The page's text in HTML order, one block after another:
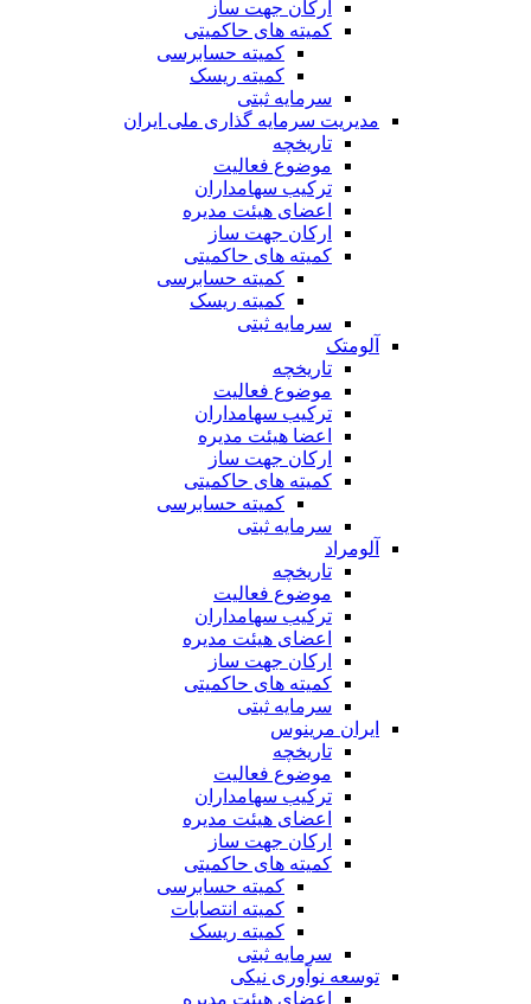
ارکان جهت ساز
کمیته های حاکمیتی
کمیته حسابرسی
کمیته ریسک
سرمایه ثبتی
مدیریت سرمایه گذاری ملی ایران
تاریخچه
موضوع فعالیت
ترکیب سهامداران
اعضای هیئت مدیره
ارکان جهت ساز
کمیته های حاکمیتی
کمیته حسابرسی
کمیته ریسک
سرمایه ثبتی
آلومتک
تاریخچه
موضوع فعالیت
ترکیب سهامداران
اعضا هیئت مدیره
ارکان جهت ساز
کمیته های حاکمیتی
کمیته حسابرسی
سرمایه ثبتی
آلومراد
تاریخچه
موضوع فعالیت
ترکیب سهامداران
اعضای هیئت مدیره
ارکان جهت ساز
کمیته های حاکمیتی
سرمایه ثبتی
ایران مرینوس
تاریخچه
موضوع فعالیت
ترکیب سهامداران
اعضای هیئت مدیره
ارکان جهت ساز
کمیته های حاکمیتی
کمیته حسابرسی
کمیته انتصابات
کمیته ریسک
سرمایه ثبتی
توسعه نوآوری نیکی
اعضای هیئت مدیره